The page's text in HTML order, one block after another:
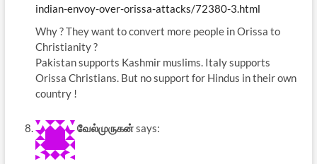
indian-envoy-over-orissa-attacks/72380-3.html
Why ? They want to convert more people in Orissa to
Christianity ?
Pakistan supports Kashmir muslims. Italy supports
Orissa Christians. But no support for Hindus in their own
country !
வேல்முருகன்says: